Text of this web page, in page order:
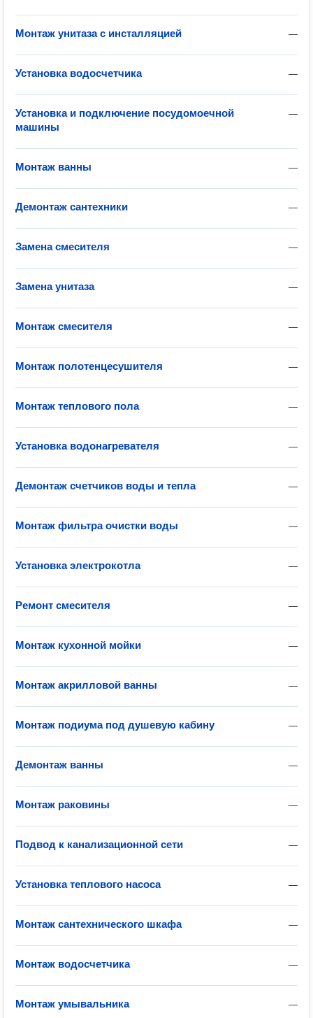
—
Монтаж унитаза с инсталляцией
—
Установка водосчетчика
—
Установка и подключение посудомоечной
машины
—
Монтаж ванны
—
Демонтаж сантехники
—
Замена смесителя
—
Замена унитаза
—
Монтаж смесителя
—
Монтаж полотенцесушителя
—
Монтаж теплового пола
—
Установка водонагревателя
—
Демонтаж счетчиков воды и тепла
—
Монтаж фильтра очистки воды
—
Установка электрокотла
—
Ремонт смесителя
—
Монтаж кухонной мойки
—
Монтаж акрилловой ванны
—
Монтаж подиума под душевую кабину
—
Демонтаж ванны
—
Монтаж раковины
—
Подвод к канализационной сети
—
Установка теплового насоса
—
Монтаж сантехнического шкафа
—
Монтаж водосчетчика
—
Монтаж умывальника